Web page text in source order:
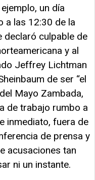
un día
a las 12:30 de la
declaró culpable de
y al
Jeffrey Lichtman
de ser “el
Mayo Zambada,
de trabajo rumbo a
inmediato, fuera de
de prensa y
acusaciones tan
ni un instante.